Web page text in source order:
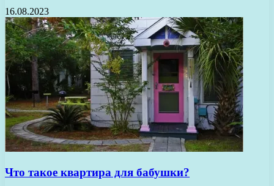
16.08.2023
Что такое квартира для бабушки?